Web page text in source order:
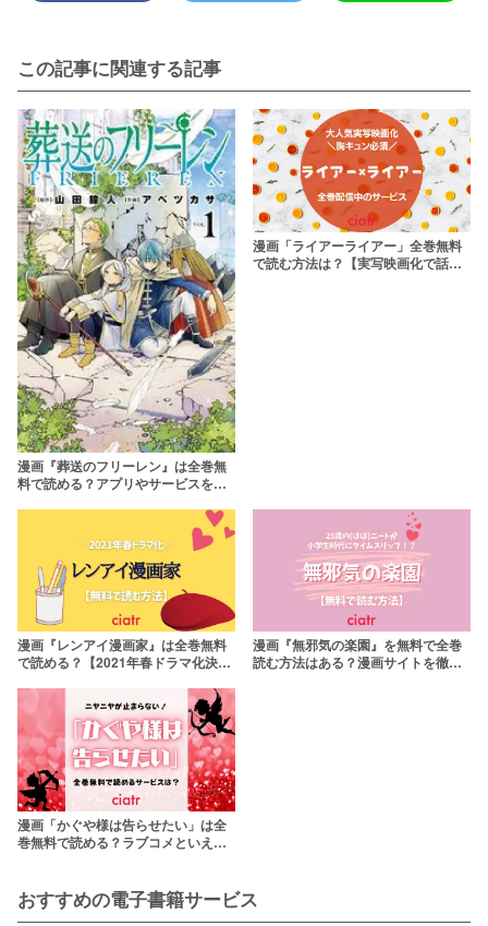
この記事に関連する記事
漫画『葬送のフリーレン』は全巻無
料で読める？アプリやサービスを調
漫画「ライアーライアー」全巻無料
で読む方法は？【実写映画化で話題
漫画『レンアイ漫画家』は全巻無料
で読める？【2021年春ドラマ化決
漫画『無邪気の楽園』を無料で全巻
読む方法はある？漫画サイトを徹底
漫画「かぐや様は告らせたい」は全
巻無料で読める？ラブコメといえば
おすすめの電子書籍サービス